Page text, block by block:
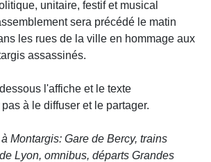
unitaire, festif et musical
sera précédé le matin
les rues de la ville en hommage aux
assassinés.
l'affiche et le texte
à le diffuser et le partager.
Montargis: Gare de Bercy, trains
Lyon, omnibus, départs Grandes